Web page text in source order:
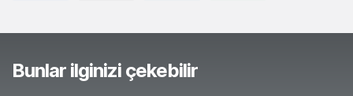
Bunlar ilginizi çekebilir